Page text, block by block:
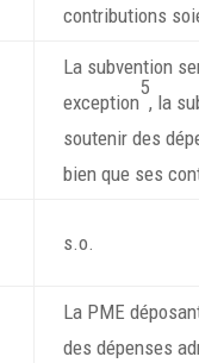
contributions
La subvention
exception
5
, la
soutenir des
bien que ses
s.o.
La PME
des dépenses